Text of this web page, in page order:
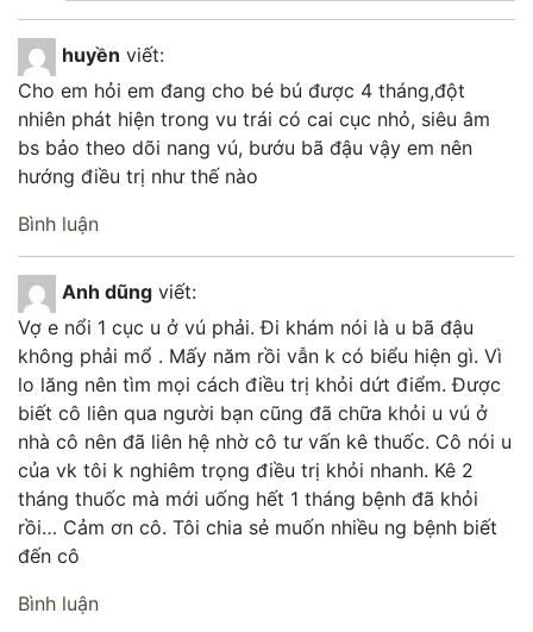
huyền viết:
Cho em hỏi em đang cho bé bú được 4 tháng,đột
nhiên phát hiện trong vu trái có cai cục nhỏ, siêu âm
bs bảo theo dõi nang vú, bướu bã đậu vậy em nên
hướng điều trị như thế nào
Bình luận
Anh dũng viết:
Vợ e nổi 1 cục u ở vú phải. Đi khám nói là u bã đậu
không phải mổ . Mấy năm rồi vẫn k có biểu hiện gì. Vì
lo lăng nên tìm mọi cách điều trị khỏi dứt điểm. Được
biết cô liên qua người bạn cũng đã chữa khỏi u vú ở
nhà cô nên đã liên hệ nhờ cô tư vấn kê thuốc. Cô nói u
của vk tôi k nghiêm trọng điều trị khỏi nhanh. Kê 2
tháng thuốc mà mới uống hết 1 tháng bệnh đã khỏi
rồi… Cảm ơn cô. Tôi chia sẻ muốn nhiều ng bệnh biết
đến cô
Bình luận